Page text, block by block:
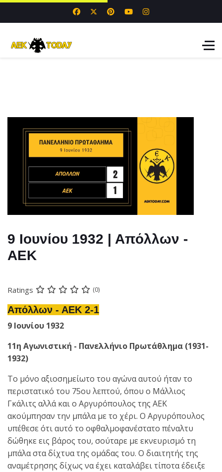
9 Ιουνίου 1932 | Απόλλων -
ΑΕΚ
Ratings (0)
Απόλλων - ΑΕΚ 2-1
9 Ιουνίου 1932
11η Αγωνιστική - Πανελλήνιο Πρωτάθλημα (1931-
1932)
Το μόνο αξιοσημείωτο του αγώνα αυτού ήταν το
περιστατικό του 75ου λεπτού, όπου ο Μάλλιος
Γκάλιτς αλλά και ο Αργυρόπουλος της ΑΕΚ
ακούμπησαν την μπάλα με το χέρι. Ο Αργυρόπουλος
υπέθεσε ότι αυτό το οφθαλμοφανέστατο πέναλτυ
δώθηκε εις βάρος του, σούταρε με εκνευρισμό τη
μπάλα στα δίχτυα της ομάδας του. Ο διαιτητής της
αναμέτρησης δίχως να έχει καταλάβει τίποτα έδειξε